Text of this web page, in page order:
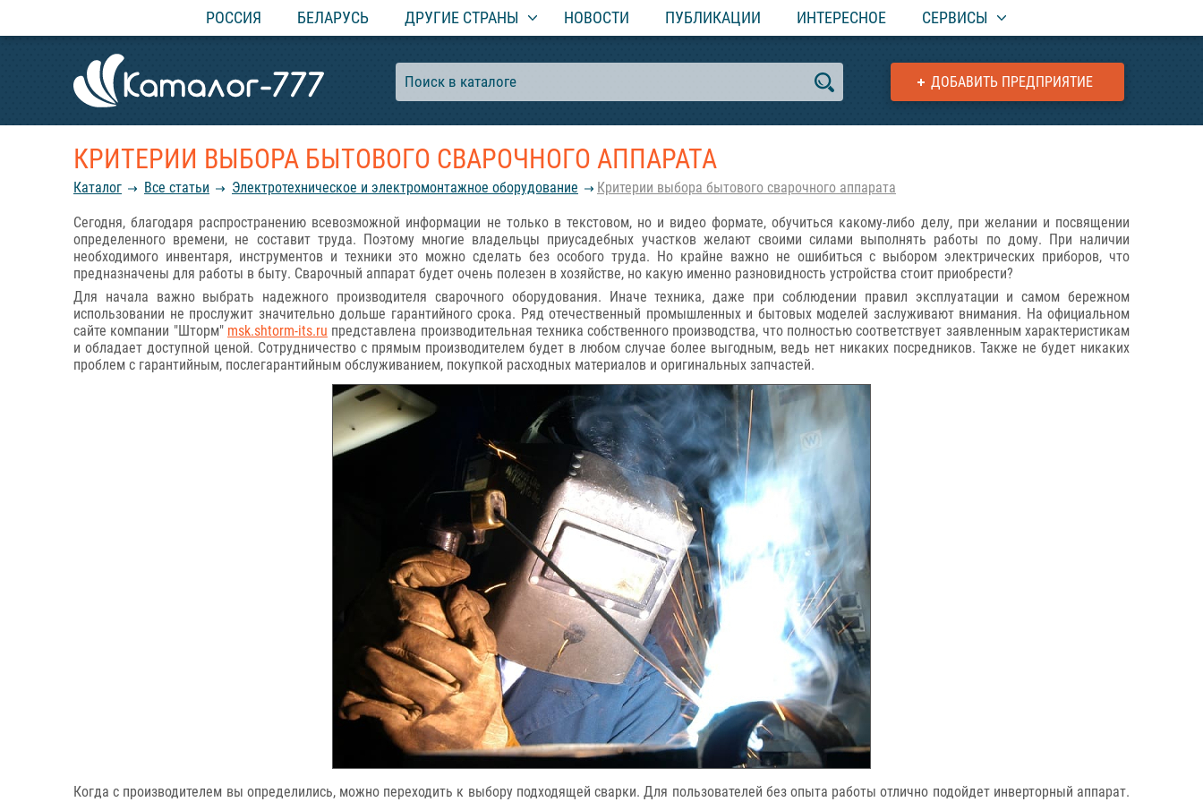
РОССИЯ БЕЛАРУСЬ ДРУГИЕ СТРАНЫ НОВОСТИ ПУБЛИКАЦИИ ИНТЕРЕСНОЕ СЕРВИСЫ
ДОБАВИТЬ ПРЕДПРИЯТИЕ
КРИТЕРИИ ВЫБОРА БЫТОВОГО СВАРОЧНОГО АППАРАТА
Каталог Все статьи Электротехническое и электромонтажное оборудование Критерии выбора бытового сварочного аппарата
Сегодня, благодаря распространению всевозможной информации не только в текстовом, но и видео формате, обучиться какому-либо делу, при желании и посвящении
определенного времени, не составит труда. Поэтому многие владельцы приусадебных участков желают своими силами выполнять работы по дому. При наличии
необходимого инвентаря, инструментов и техники это можно сделать без особого труда. Но крайне важно не ошибиться с выбором электрических приборов, что
предназначены для работы в быту. Сварочный аппарат будет очень полезен в хозяйстве, но какую именно разновидность устройства стоит приобрести?
Для начала важно выбрать надежного производителя сварочного оборудования. Иначе техника, даже при соблюдении правил эксплуатации и самом бережном
использовании не прослужит значительно дольше гарантийного срока. Ряд отечественный промышленных и бытовых моделей заслуживают внимания. На официальном
сайте компании "Шторм" msk.shtorm-its.ru представлена производительная техника собственного производства, что полностью соответствует заявленным характеристикам
и обладает доступной ценой. Сотрудничество с прямым производителем будет в любом случае более выгодным, ведь нет никаких посредников. Также не будет никаких
проблем с гарантийным, послегарантийным обслуживанием, покупкой расходных материалов и оригинальных запчастей.
Когда с производителем вы определились, можно переходить к выбору подходящей сварки. Для пользователей без опыта работы отлично подойдет инверторный аппарат.